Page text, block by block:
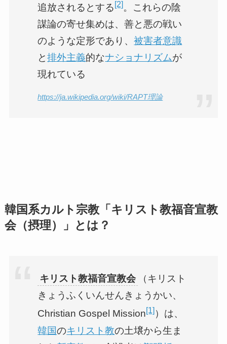
追放されるとする [2] 。これらの陰
謀論の寄せ集めは、善と悪の戦い
のような定形であり、被害者意識
と排外主義的なナショナリズムが
現れている
https://ja.wikipedia.org/wiki/RAPT理論
韓国系カルト宗教「キリスト教福音宣教
会（摂理）」とは？
キリスト教福音宣教会
（キリスト
きょうふくいんせんきょうかい、
Christian Gospel Mission[1] ）は、
韓国のキリスト教の土壌から生ま